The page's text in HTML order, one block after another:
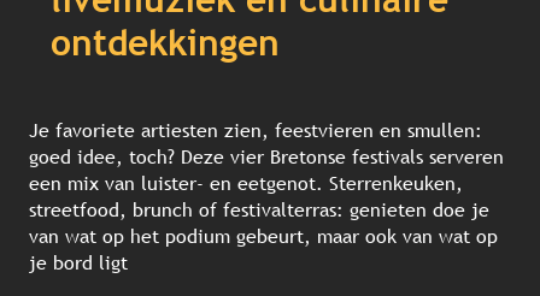
ontdekkingen
Je favoriete artiesten zien, feestvieren en smullen:
goed idee, toch? Deze vier Bretonse festivals serveren
een mix van luister- en eetgenot. Sterrenkeuken,
streetfood, brunch of festivalterras: genieten doe je
van wat op het podium gebeurt, maar ook van wat op
je bord ligt